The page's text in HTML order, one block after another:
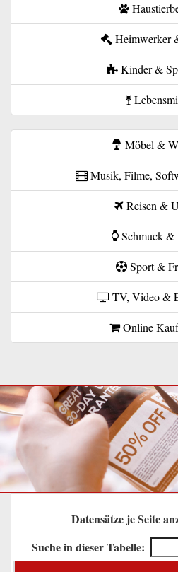
Heimwerker
Kinder &
Möbel &
Musik, Filme,
Reisen &
Schmuck &
Sport &
TV, Video &
Online
Datensätze je Seite
Suche in dieser Tabelle: